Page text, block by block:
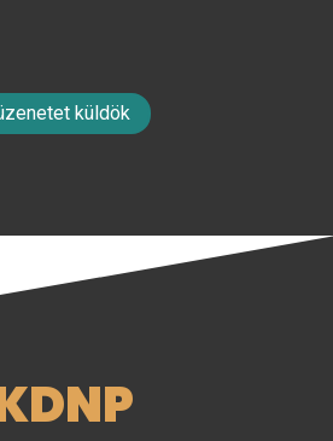
küldök